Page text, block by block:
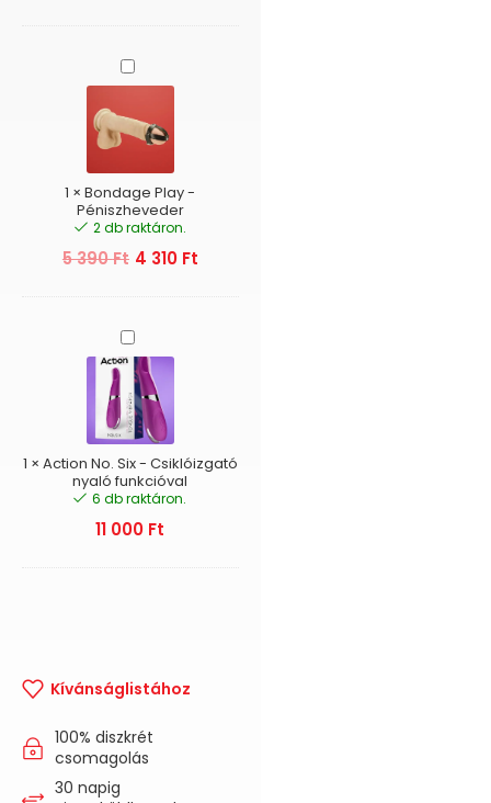
Bondage
Play
Péniszheveder
1 ×Bondage Play -
Péniszheveder
2 db raktáron.
5 390Ft 4 310 Ft
Action
No.
Six
-
Csiklóizgató
nyaló
funkcióval
1 × Action No. Six - Csiklóizgató
nyaló funkcióval
6 db raktáron.
11 000 Ft
Kívánságlistához
100% diszkrét
csomagolás
30 napig